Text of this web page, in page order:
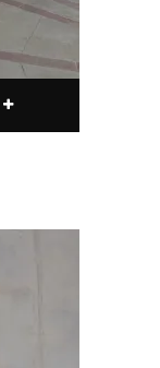
Ce produit a plusieurs variations. Les options peuvent être choisies sur la page du produit